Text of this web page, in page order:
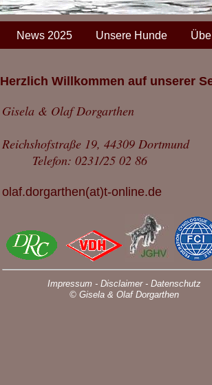
News 2025 Unsere Hunde
Herzlich Willkommen auf unserer
Gisela & Olaf Dorgarthen
Reichshofstraße 19, 44309 Dortmund
Telefon: 0231/25 02 86
olaf.dorgarthen(at)t-online.de
Impressum - Disclaimer - Datenschutz
© Gisela & Olaf Dorgarthen